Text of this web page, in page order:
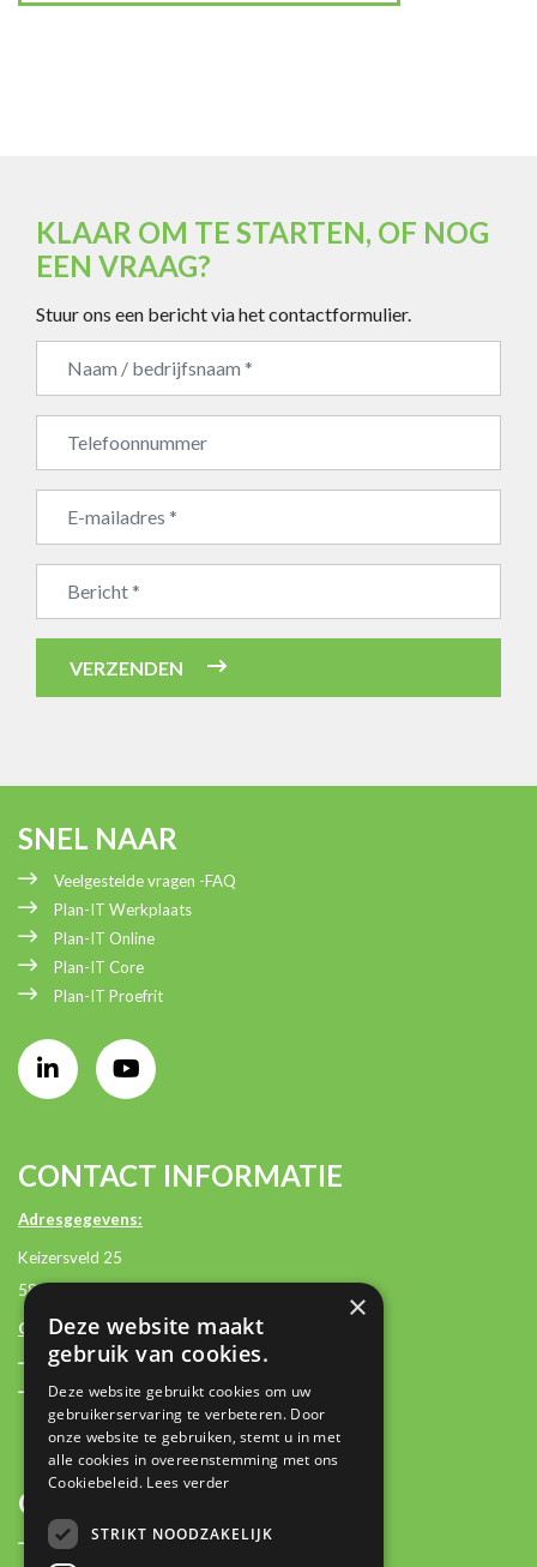
KLAAR OM TE STARTEN, OF NOG
EEN VRAAG?
Stuur ons een bericht via het contactformulier.
VERZENDEN
SNEL NAAR
Veelgestelde vragen -FAQ
Plan-IT Werkplaats
Plan-IT Online
Plan-IT Core
Plan-IT Proefrit
CONTACT INFORMATIE
Adresgegevens:
Keizersveld 25
5803 AM Venray
Contactgegevens:
+31 (0)85 2362500
contact@plan-it.nl
OVER
Plan-IT Stories
×
Deze website maakt
gebruik van cookies.
Deze website gebruikt cookies om uw
gebruikerservaring te verbeteren. Door
onze website te gebruiken, stemt u in met
alle cookies in overeenstemming met ons
Cookiebeleid. Lees verder
STRIKT NOODZAKELIJK